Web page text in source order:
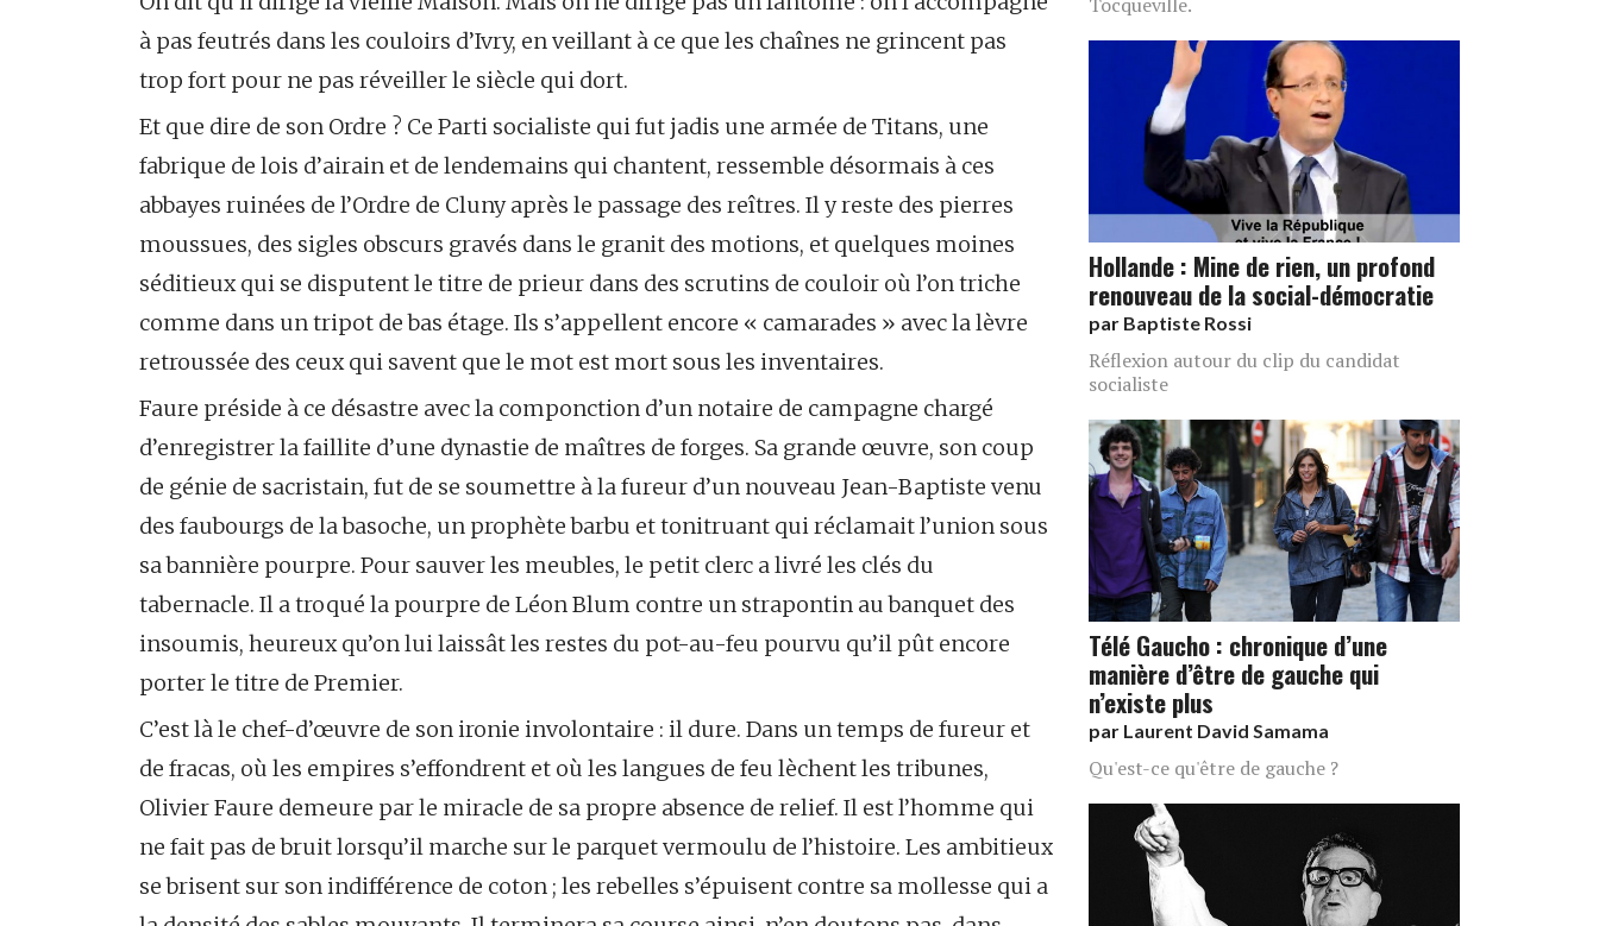
à pas feutrés dans les couloirs d’Ivry, en veillant à ce que les chaînes ne grincent pas
trop fort pour ne pas réveiller le siècle qui dort.
Et que dire de son Ordre ? Ce Parti socialiste qui fut jadis une armée de Titans, une
fabrique de lois d’airain et de lendemains qui chantent, ressemble désormais à ces
abbayes ruinées de l’Ordre de Cluny après le passage des reîtres. Il y reste des pierres
moussues, des sigles obscurs gravés dans le granit des motions, et quelques moines
séditieux qui se disputent le titre de prieur dans des scrutins de couloir où l’on triche
comme dans un tripot de bas étage. Ils s’appellent encore « camarades » avec la lèvre
retroussée des ceux qui savent que le mot est mort sous les inventaires.
Faure préside à ce désastre avec la componction d’un notaire de campagne chargé
d’enregistrer la faillite d’une dynastie de maîtres de forges. Sa grande œuvre, son coup
de génie de sacristain, fut de se soumettre à la fureur d’un nouveau Jean-Baptiste venu
des faubourgs de la basoche, un prophète barbu et tonitruant qui réclamait l’union sous
sa bannière pourpre. Pour sauver les meubles, le petit clerc a livré les clés du
tabernacle. Il a troqué la pourpre de Léon Blum contre un strapontin au banquet des
insoumis, heureux qu’on lui laissât les restes du pot-au-feu pourvu qu’il pût encore
porter le titre de Premier.
C’est là le chef-d’œuvre de son ironie involontaire : il dure. Dans un temps de fureur et
de fracas, où les empires s’effondrent et où les langues de feu lèchent les tribunes,
Olivier Faure demeure par le miracle de sa propre absence de relief. Il est l’homme qui
ne fait pas de bruit lorsqu’il marche sur le parquet vermoulu de l’histoire. Les ambitieux
se brisent sur son indifférence de coton ; les rebelles s’épuisent contre sa mollesse qui a
Hollande : Mine de rien, un profond
renouveau de la social-démocratie
par Baptiste Rossi
Réflexion autour du clip du candidat
socialiste
Télé Gaucho : chronique d’une
manière d’être de gauche qui
n’existe plus
par Laurent David Samama
Qu'est-ce qu'être de gauche ?